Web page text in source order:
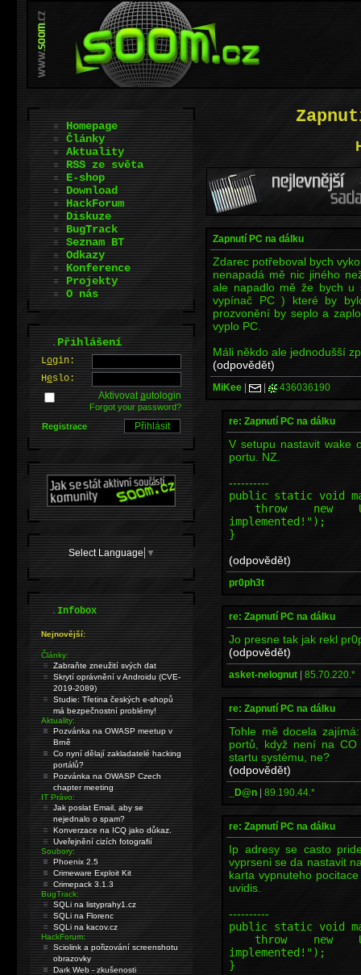
Zapnutí PC na dálku
Zdarec potřeboval bych
nenapadá mě nic jiného
ale napadlo mě že bych u
vypínač PC ) které by
prozvonění by seplo a
vyplo PC.
Máli někdo ale jednodušší
(odpovědět)
MiKee | | 436036190
re: Zapnutí PC na dálku
V setupu nastavit wake
portu. NZ.
----------
public static void
throw new
implemented!");
}
(odpovědět)
pr0ph3t
re: Zapnutí PC na dálku
Jo presne tak jak rekl
(odpovědět)
asket-nelognut | 85.70.220.*
re: Zapnutí PC na dálku
Tohle mě docela
portů, když není na
startu systému, ne?
(odpovědět)
_D@n | 89.190.44.*
re: Zapnutí PC na dálku
Ip adresy se casto
vyprseni se da nastavit
karta vypnuteho
uvidis.
----------
public static void
throw new
implemented!");
}
Homepage
Články
Aktuality
RSS ze světa
E-shop
Download
HackForum
Diskuze
BugTrack
Seznam BT
Odkazy
Konference
Projekty
O nás
.Přihlášení
Login:
Heslo:
Aktivovatautologin
Forgot your password?
Registrace
Select Language ▼
.Infobox
Nejnovější:
Články:
Zabraňte zneužití svých dat
Skrytí oprávnění v Androidu (CVE-
2019-2089)
Studie: Třetina českých e-shopů
má bezpečnostní problémy!
Aktuality:
Pozvánka na OWASP meetup v
Brně
Co nyní dělají zakladatelé hacking
portálů?
Pozvánka na OWASP Czech
chapter meeting
IT Právo:
Jak poslat Email, aby se
nejednalo o spam?
Konverzace na ICQ jako důkaz.
Uveřejnění cizích fotografií
Soubory:
Phoenix 2.5
Crimeware Exploit Kit
Crimepack 3.1.3
BugTrack:
SQLi na listyprahy1.cz
SQLi na Florenc
SQLi na kacov.cz
HackForum:
Sciolink a pořizování screenshotu
obrazovky
Dark Web - zkušenosti